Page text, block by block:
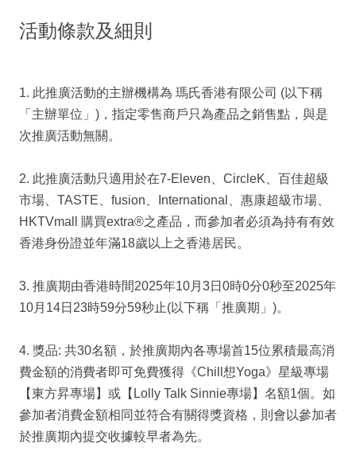
活動條款及細則
1. 此推廣活動的主辦機構為 瑪氏香港有限公司 (以下稱
「主辦單位」)，指定零售商戶只為產品之銷售點，與是
次推廣活動無關。
2. 此推廣活動只適用於在7-Eleven、CircleK、百佳超級
市場、TASTE、fusion、International、惠康超級市場、
HKTVmall 購買extra®之產品，而參加者必須為持有有效
香港身份證並年滿18歲以上之香港居民。
3. 推廣期由香港時間2025年10月3日0時0分0秒至2025年
10月14日23時59分59秒止(以下稱「推廣期」)。
4. 獎品: 共30名額，於推廣期內各專場首15位累積最高消
費金額的消費者即可免費獲得《Chill想Yoga》星級專場
【東方昇專場】或【Lolly Talk Sinnie專場】名額1個。如
參加者消費金額相同並符合有關得獎資格，則會以參加者
於推廣期內提交收據較早者為先。